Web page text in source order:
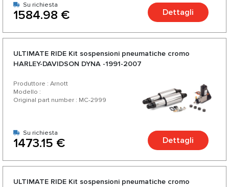
Su richiesta
1584.98 € Dettagli
ULTIMATE RIDE Kit sospensioni pneumatiche cromo
HARLEY-DAVIDSON DYNA -1991-2007
Produttore : Arnott
Modello :
Original part number : MC-2999
Su richiesta
1473.15 € Dettagli
ULTIMATE RIDE Kit sospensioni pneumatiche cromo